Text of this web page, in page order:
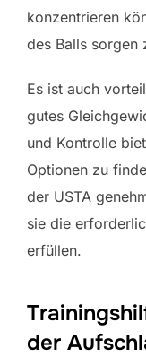
konzentrieren
des Balls sorgen
Es ist auch
gutes
und Kontrolle
Optionen zu
der USTA
sie die
erfüllen.
der